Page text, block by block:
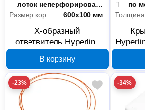
Тип лотка
лоток неперфорированный
600x100 мм
Х-образный
ответвитель Hyperline
R100-SZ 517333
В корзину
по
-23% -34%